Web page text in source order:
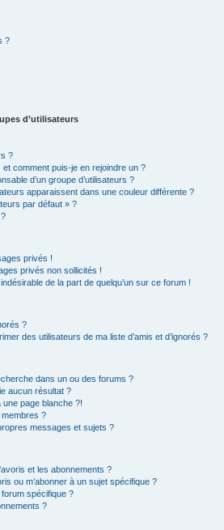
?
d’utilisateurs
?
comment puis-je en rejoindre un ?
d’un groupe d’utilisateurs ?
apparaissent dans une couleur différente ?
par défaut » ?
privés !
privés non sollicités !
de la part de quelqu’un sur ce forum !
?
des utilisateurs de ma liste d’amis et d’ignorés ?
dans un ou des forums ?
aucun résultat ?
page blanche ?!
?
messages et sujets ?
et les abonnements ?
ou m’abonner à un sujet spécifique ?
forum spécifique ?
?